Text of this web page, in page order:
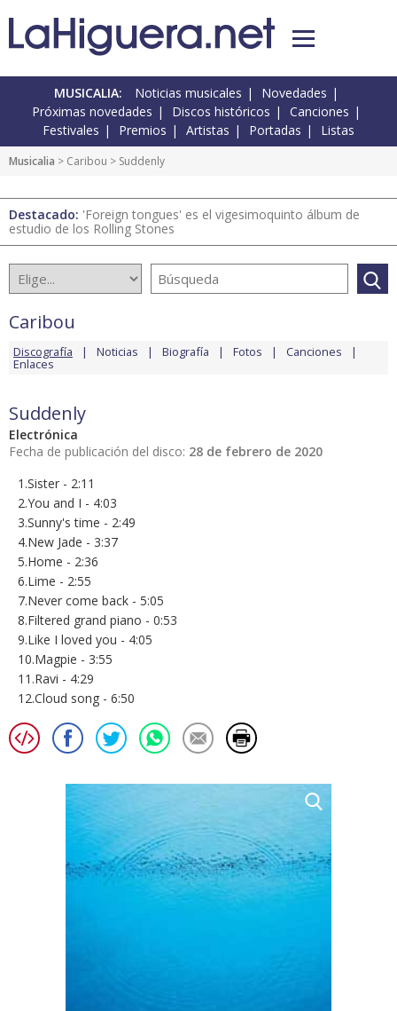
MUSICALIA: Noticias musicales
Novedades
Próximas novedades
Discos históricos
Canciones
Festivales
Premios Artistas Portadas Listas
Musicalia > Caribou > Suddenly
Destacado: 'Foreign tongues' es el vigesimoquinto álbum de
estudio de los Rolling Stones
Caribou
Discografía Noticias Biografía Fotos Canciones
Enlaces
Suddenly
Electrónica
Fecha de publicación del disco: 28 de febrero de 2020
1.Sister - 2:11
2.You and I - 4:03
3.Sunny's time - 2:49
4.New Jade - 3:37
5.Home - 2:36
6.Lime - 2:55
7.Never come back - 5:05
8.Filtered grand piano - 0:53
9.Like I loved you - 4:05
10.Magpie - 3:55
11.Ravi - 4:29
12.Cloud song - 6:50